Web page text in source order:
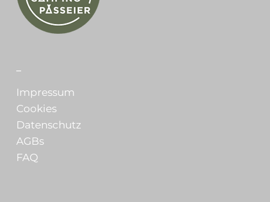
Impressum
Cookies
Datenschutz
AGBs
FAQ